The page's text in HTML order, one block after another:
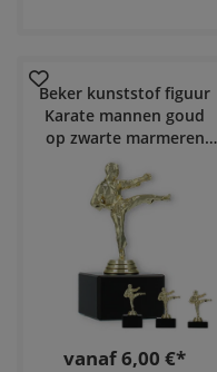
Beker kunststof figuur
Karate mannen goud
op zwarte marmeren
voet
vanaf 6,00 €*